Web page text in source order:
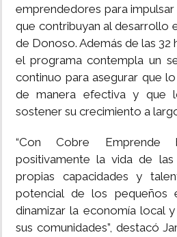
emprendedores para
que contribuyan al desarrollo
de Donoso. Además de las 32
el programa contempla un
continuo para asegurar que
de manera efectiva y que
sostener su crecimiento a
“Con Cobre Emprende
positivamente la vida de
propias capacidades y
potencial de los pequeños
dinamizar la economía local
sus comunidades”, destacó